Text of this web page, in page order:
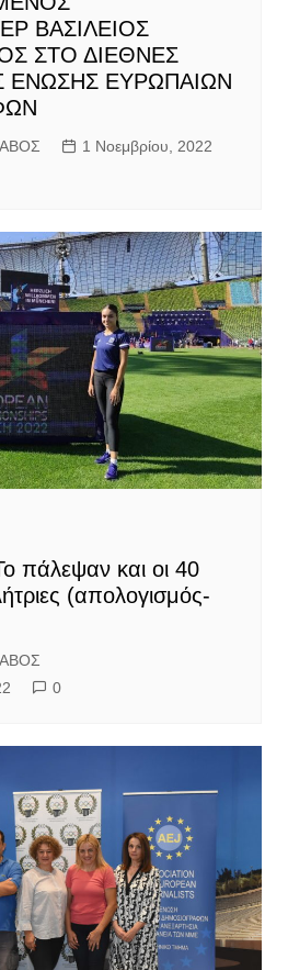
ΒΑΣΙΛΕΙΟΣ
ΣΤΟ ΔΙΕΘΝΕΣ
ΕΝΩΣΗΣ ΕΥΡΩΠΑΙΩΝ
1 Νοεμβρίου, 2022
πάλεψαν και οι 40
(απολογισμός-
0